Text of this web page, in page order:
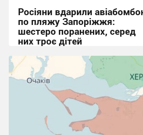
Росіяни вдарили
по пляжу Запоріжжя:
шестеро поранених, серед
них троє дітей
18:07, 24.06.2026